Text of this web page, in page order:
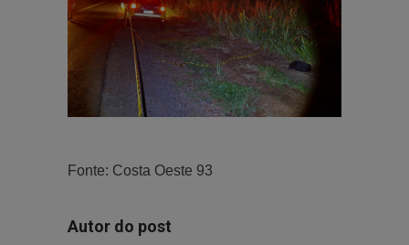
Fonte: Costa Oeste 93
Autor do post